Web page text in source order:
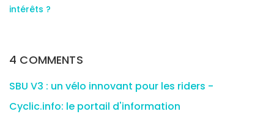
intérêts ?
4 COMMENTS
SBU V3 : un vélo innovant pour les riders -
Cyclic.info: le portail d'information